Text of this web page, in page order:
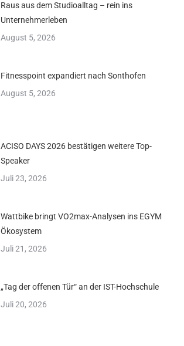
Raus aus dem Studioalltag – rein ins
Unternehmerleben
August 5, 2026
Fitnesspoint expandiert nach Sonthofen
August 5, 2026
ACISO DAYS 2026 bestätigen weitere Top-
Speaker
Juli 23, 2026
Wattbike bringt VO2max-Analysen ins EGYM
Ökosystem
Juli 21, 2026
„Tag der offenen Tür“ an der IST-Hochschule
Juli 20, 2026